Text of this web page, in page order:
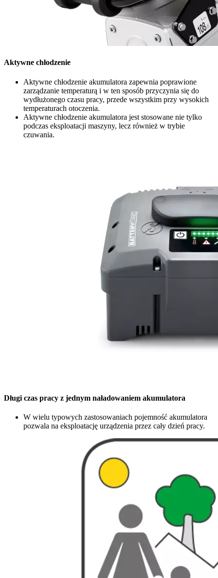
Aktywne chłodzenie
Aktywne chłodzenie akumulatora zapewnia poprawione
zarządzanie temperaturą i w ten sposób przyczynia się do
wydłużonego czasu pracy, przede wszystkim przy wysokich
temperaturach otoczenia.
Aktywne chłodzenie akumulatora jest stosowane nie tylko
podczas eksploatacji maszyny, lecz również w trybie
czuwania.
Długi czas pracy z jednym naładowaniem akumulatora
W wielu typowych zastosowaniach pojemność akumulatora
pozwala na eksploatację urządzenia przez cały dzień pracy.